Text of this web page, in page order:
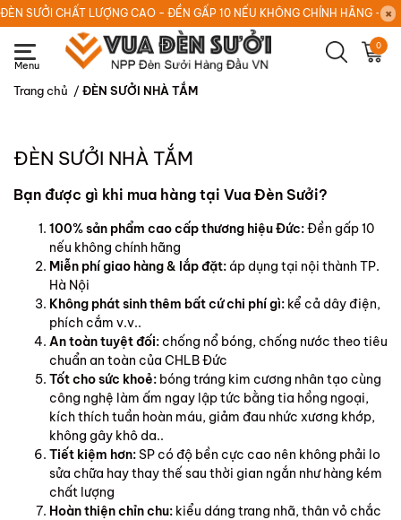
ĐÈN SƯỞI CHẤT LƯỢNG CAO - ĐỀN GẤP 10 NẾU KHÔNG CHÍNH HÃNG -
0
Trang chủ / ĐÈN SƯỞI NHÀ TẮM
ĐÈN SƯỞI NHÀ TẮM
Bạn được gì khi mua hàng tại Vua Đèn Sưởi?
100% sản phẩm cao cấp thương hiệu Đức:Đền gấp 10
nếu không chính hãng
Miễn phí giao hàng & lắp đặt: áp dụng tại nội thành TP.
Hà Nội
Không phát sinh thêm bất cứ chi phí gì: kể cả dây điện,
phích cắm v.v..
An toàn tuyệt đối: chống nổ bóng, chống nước theo tiêu
chuẩn an toàn của CHLB Đức
Tốt cho sức khoẻ: bóng tráng kim cương nhân tạo cùng
công nghệ làm ấm ngay lập tức bằng tia hồng ngoại,
kích thích tuần hoàn máu, giảm đau nhức xương khớp,
không gây khô da..
Tiết kiệm hơn: SP có độ bền cực cao nên không phải lo
sửa chữa hay thay thế sau thời gian ngắn như hàng kém
chất lượng
Hoàn thiện chỉn chu: kiểu dáng trang nhã, thân vỏ chắc